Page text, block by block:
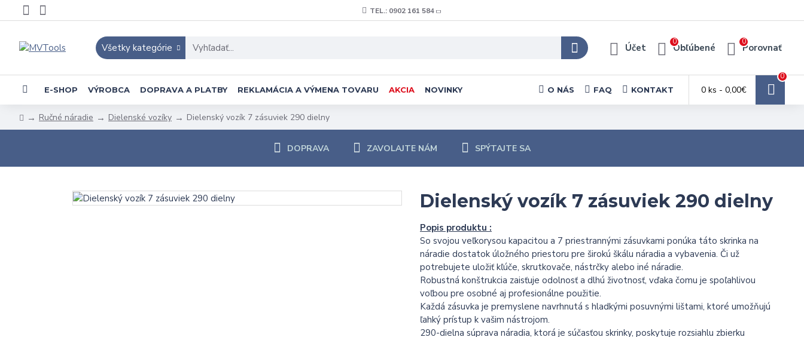
TEL.: 0902 161 584
Všetky kategórie Účet Obľúbené
0
Porovnať
0
E-SHOP VÝROBCA DOPRAVA A PLATBY REKLAMÁCIA A VÝMENA TOVARU AKCIA NOVINKY O NÁS FAQ KONTAKT 0 ks - 0,00€
0
Ručné náradie Dielenské vozíky Dielenský vozík 7 zásuviek 290 dielny
DOPRAVA ZAVOLAJTE NÁM SPÝTAJTE SA
Dielenský vozík 7 zásuviek 290 dielny
Popis produktu :
So svojou veľkorysou kapacitou a 7 priestrannými zásuvkami ponúka táto skrinka na
náradie dostatok úložného priestoru pre širokú škálu náradia a vybavenia. Či už
potrebujete uložiť kľúče, skrutkovače, nástrčky alebo iné náradie.
Robustná konštrukcia zaisťuje odolnosť a dlhú životnosť, vďaka čomu je spoľahlivou
voľbou pre osobné aj profesionálne použitie.
Každá zásuvka je premyslene navrhnutá s hladkými posuvnými lištami, ktoré umožňujú
ľahký prístup k vašim nástrojom.
290-dielna súprava náradia, ktorá je súčasťou skrinky, poskytuje rozsiahlu zbierku